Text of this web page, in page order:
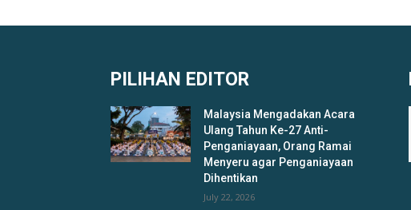
PILIHAN EDITOR
Malaysia Mengadakan Acara
Ulang Tahun Ke-27 Anti-
Penganiayaan, Orang Ramai
Menyeru agar Penganiayaan
Dihentikan
July 22, 2026